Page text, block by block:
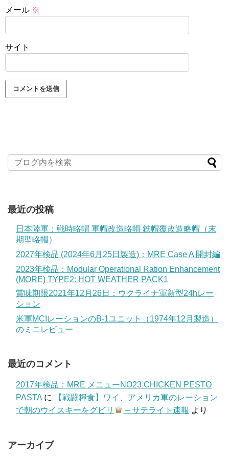
メール ※
サイト
最近の投稿
日本陸軍：戦時略帽 軍帽改造略帽 鉄帽覆改造略帽（末
期型略帽）
2027年検品 (2024年6月25日製造)：MRE Case A 開封編
2023年検品：Modular Operational Ration Enhancement
(MORE) TYPE2: HOT WEATHER PACK1
賞味期限2021年12月26日：ウクライナ軍新型24hレー
ション
米軍MCIレーションのB-1ユニット（1974年12月製造）
のミニレビュー
最近のコメント
2017年検品：MRE メニューNO23 CHICKEN PESTO
PASTA に
【戦闘糧食】ワイ、アメリカ軍のレーション
で朝のウイスキーをグビリ
– サテライト速報 より
アーカイブ